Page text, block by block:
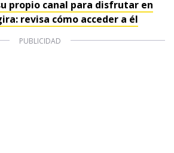
propio canal para disfrutar en
revisa cómo acceder a él